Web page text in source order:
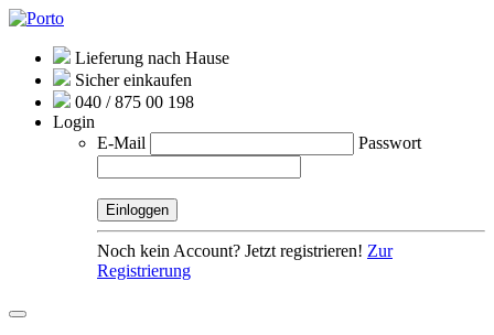
Lieferung nach Hause
Sicher einkaufen
040 / 875 00 198
Login
E-Mail
Passwort
Noch kein Account? Jetzt registrieren! Zur
Registrierung